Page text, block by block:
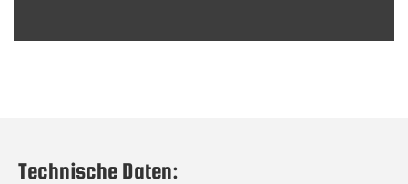
Technische Daten: